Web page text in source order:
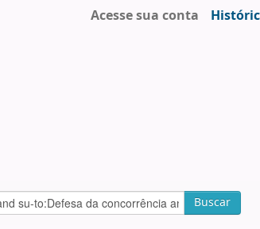
Acesse sua conta
Buscar